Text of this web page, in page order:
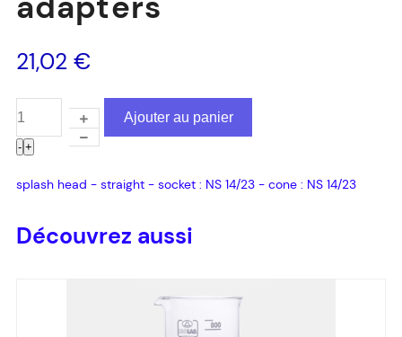
21,02 €
- +
Ajouter au panier
splash head - straight - socket : NS 14/23 - cone : NS 14/23
Découvrez aussi